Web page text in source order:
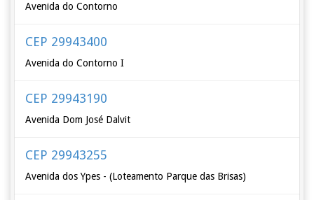
Avenida do Contorno
CEP 29943400
Avenida do Contorno I
CEP 29943190
Avenida Dom José Dalvit
CEP 29943255
Avenida dos Ypes - (Loteamento Parque das Brisas)